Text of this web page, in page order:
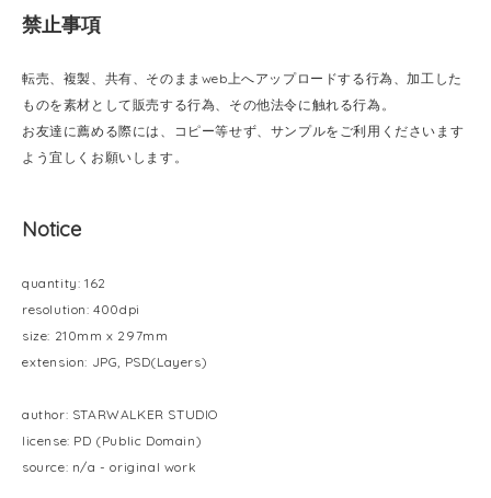
禁止事項
転売、複製、共有、そのままweb上へアップロードする行為、加工した
ものを素材として販売する行為、その他法令に触れる行為。
お友達に薦める際には、コピー等せず、サンプルをご利用くださいます
よう宜しくお願いします。
Notice
quantity: 162
resolution: 400dpi
size: 210mm x 297mm
extension: JPG, PSD(Layers)
author: STARWALKER STUDIO
license: PD (Public Domain)
source: n/a - original work